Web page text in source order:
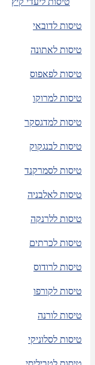
טיסות לדובאי
טיסות לאתונה
טיסות לפאפוס
טיסות למרוקו
טיסות למדגסקר
טיסות לבנגקוק
טיסות לסמרקנד
טיסות לאלבניה
טיסות ללרנקה
טיסות לכרתים
טיסות לרודוס
טיסות לקורפו
טיסות לורנה
טיסות לסלוניקי